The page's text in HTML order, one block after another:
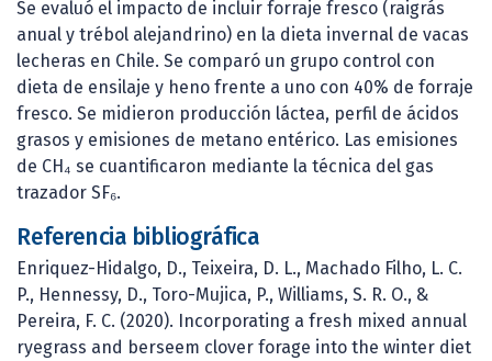
Se evaluó el impacto de incluir forraje fresco (raigrás
anual y trébol alejandrino) en la dieta invernal de vacas
lecheras en Chile. Se comparó un grupo control con
dieta de ensilaje y heno frente a uno con 40% de forraje
fresco. Se midieron producción láctea, perfil de ácidos
grasos y emisiones de metano entérico. Las emisiones
de CH₄ se cuantificaron mediante la técnica del gas
trazador SF₆.
Referencia bibliográfica
Enriquez-Hidalgo, D., Teixeira, D. L., Machado Filho, L. C.
P., Hennessy, D., Toro-Mujica, P., Williams, S. R. O., &
Pereira, F. C. (2020). Incorporating a fresh mixed annual
ryegrass and berseem clover forage into the winter diet